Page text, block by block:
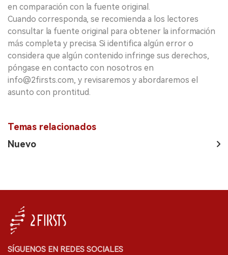
en comparación con la fuente original.
Cuando corresponda, se recomienda a los lectores
consultar la fuente original para obtener la información
más completa y precisa. Si identifica algún error o
considera que algún contenido infringe sus derechos,
póngase en contacto con nosotros en
info@2firsts.com, y revisaremos y abordaremos el
asunto con prontitud.
Temas relacionados
Nuevo
SÍGUENOS EN REDES SOCIALES